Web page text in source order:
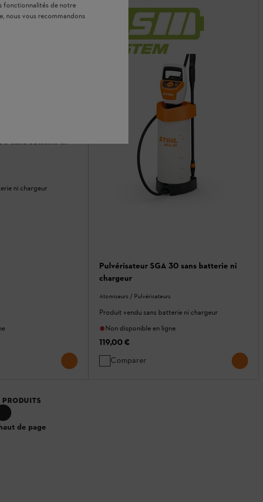
ni chargeur
Pulvérisateur SGA 30 sans batterie ni
chargeur
Atomiseurs / Pulvérisateurs
Produit vendu sans batterie ni chargeur
Non disponible en ligne
119,00 €
Comparer
PRODUITS
de page
fonctionnalités de notre
nous vous recommandons